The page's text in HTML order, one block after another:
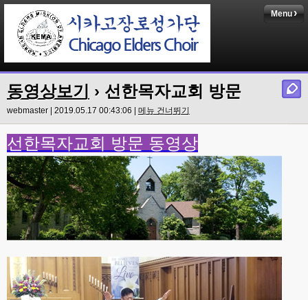
Menu
동영상보기 › 선한목자교회 방문
webmaster | 2019.05.17 00:43:06 | 메뉴 건너뛰기
선한목자교회 방문 동영상